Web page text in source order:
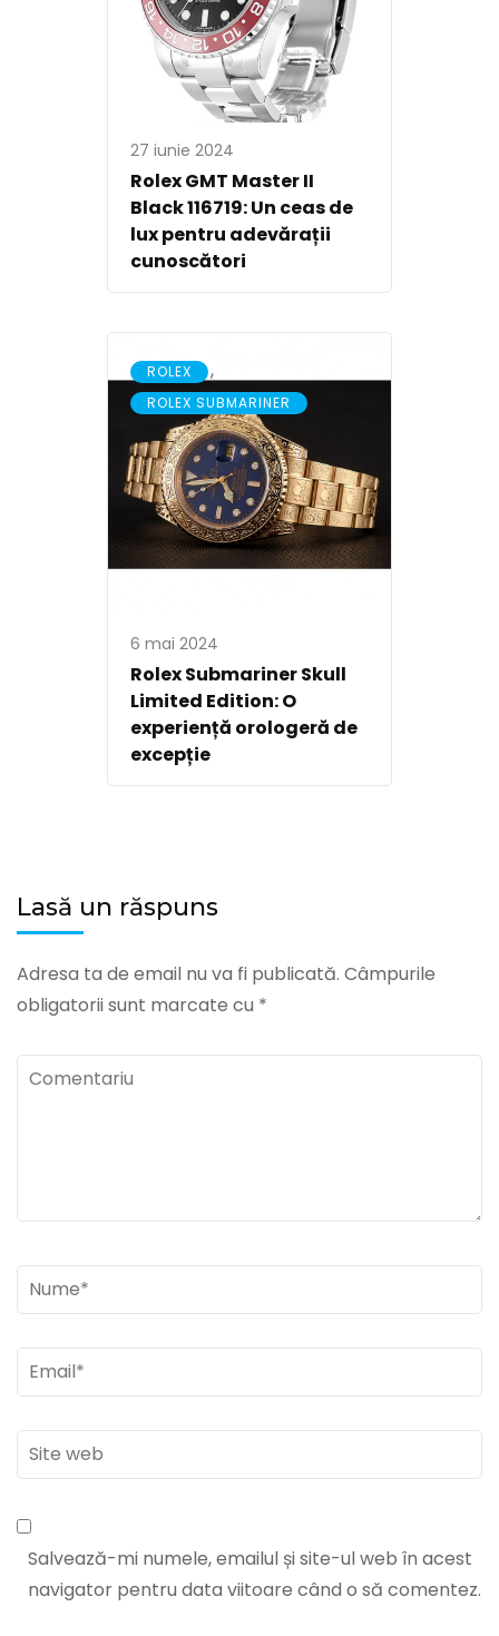
27 iunie 2024
Rolex GMT Master II
Black 116719: Un ceas de
lux pentru adevărații
cunoscători
ROLEX ,
ROLEX SUBMARINER
6 mai 2024
Rolex Submariner Skull
Limited Edition: O
experiență orologeră de
excepție
Lasă un răspuns
Adresa ta de email nu va fi publicată. Câmpurile
obligatorii sunt marcate cu *
Comentariu
Nume*
Email*
Site
web
Salvează-mi numele, emailul și site-ul web în acest
navigator pentru data viitoare când o să comentez.